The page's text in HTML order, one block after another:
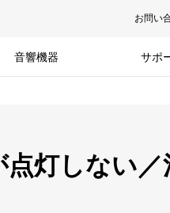
お問い
音響機器 サポ
灯しない